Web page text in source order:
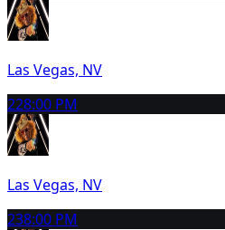
Las Vegas, NV
228:00 PM
Las Vegas, NV
238:00 PM